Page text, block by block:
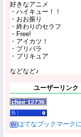
好きなアニメ
・ハイキュー！！
・おお振り
・終わりのセラフ
・Free!
・アイカツ！
・プリパラ
・プリキュア
などなど♪
ユーザーリンク
はてなブックマーク